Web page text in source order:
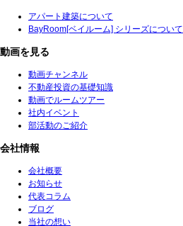
アパート建築について
BayRoom[ベイルーム] シリーズについて
動画を見る
動画チャンネル
不動産投資の基礎知識
動画でルームツアー
社内イベント
部活動のご紹介
会社情報
会社概要
お知らせ
代表コラム
ブログ
当社の想い